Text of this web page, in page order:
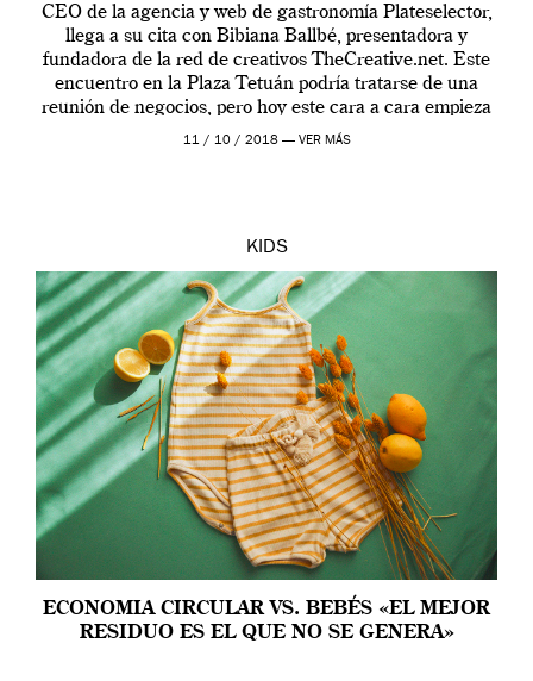
CEO de la agencia y web de gastronomía Plateselector,
llega a su cita con Bibiana Ballbé, presentadora y
fundadora de la red de creativos TheCreative.net. Este
encuentro en la Plaza Tetuán podría tratarse de una
reunión de negocios, pero hoy este cara a cara empieza
sobre […]
11 / 10 / 2018 — VER MÁS
KIDS
ECONOMIA CIRCULAR VS. BEBÉS «EL MEJOR
RESIDUO ES EL QUE NO SE GENERA»